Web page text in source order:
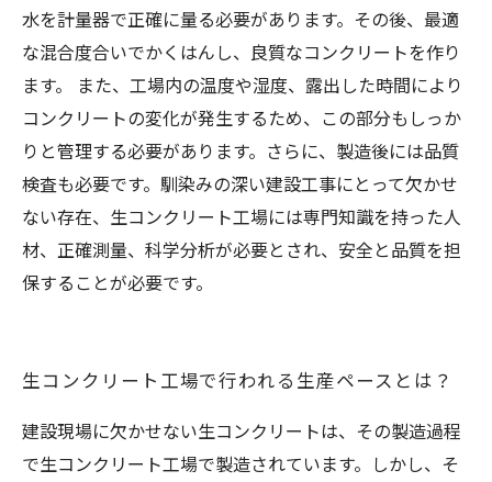
水を計量器で正確に量る必要があります。その後、最適
な混合度合いでかくはんし、良質なコンクリートを作り
ます。 また、工場内の温度や湿度、露出した時間により
コンクリートの変化が発生するため、この部分もしっか
りと管理する必要があります。さらに、製造後には品質
検査も必要です。馴染みの深い建設工事にとって欠かせ
ない存在、生コンクリート工場には専門知識を持った人
材、正確測量、科学分析が必要とされ、安全と品質を担
保することが必要です。
生コンクリート工場で行われる生産ペースとは？
建設現場に欠かせない生コンクリートは、その製造過程
で生コンクリート工場で製造されています。しかし、そ